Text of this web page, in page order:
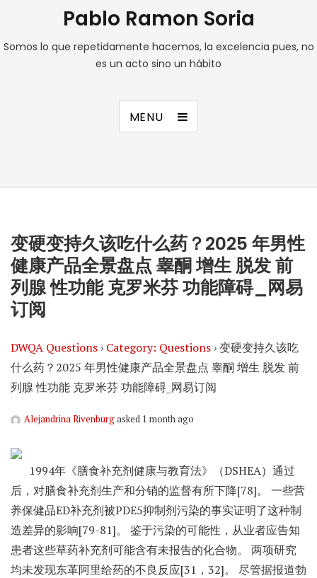
Pablo Ramon Soria
Somos lo que repetidamente hacemos, la excelencia pues, no
es un acto sino un hábito
MENU
变硬变持久该吃什么药？2025 年男性
健康产品全景盘点 睾酮 增生 脱发 前
列腺 性功能 克罗米芬 功能障碍_网易
订阅
DWQA Questions › Category: Questions ›变硬变持久该吃
什么药？2025 年男性健康产品全景盘点 睾酮 增生 脱发 前
列腺 性功能 克罗米芬 功能障碍_网易订阅
Alejandrina Rivenburgasked 1 month ago
1994年《膳食补充剂健康与教育法》（DSHEA）通过
后，对膳食补充剂生产和分销的监督有所下降[78]。 一些营
养保健品ED补充剂被PDE5抑制剂污染的事实证明了这种制
造差异的影响[79-81]。 鉴于污染的可能性，从业者应告知
患者这些草药补充剂可能含有未报告的化合物。 两项研究
均未发现东革阿里给药的不良反应[31，32]。 尽管据报道勃